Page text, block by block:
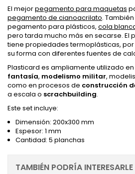
El mejorpegamento para maquetas
pegamento de cianoacrilato.
pegamento para plásticos, cola
pero tarda mucho más en secarse. El
tiene propiedades termoplásticas,
su forma con diferentes fuentes de
Plasticard es ampliamente utilizado en
fantasía, modelismo militar,
como en procesos de construcción
a escala o scrachbuilding.
Este set incluye:
Dimensión: 200x300 mm
Espesor: 1 mm
Cantidad: 5 planchas
TAMBIÉN PODRÍA INTERESARLE